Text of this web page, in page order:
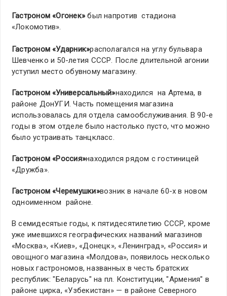
Гастроном «Огонек»был напротив стадиона
«Локомотив».
Гастроном «Ударник»располагался на углу бульвара
Шевченко и 50-летия СССР. После длительной агонии
уступил место обувному магазину.
Гастроном «Универсальный»находился на Артема, в
районе ДонУГИ. Часть помещения магазина
использовалась для отдела самообслуживания. В 90-е
годы в этом отделе было настолько пусто, что можно
было устраивать танцкласс.
Гастроном «Россия»находился рядом с гостиницей
«Дружба».
Гастроном «Черемушки»возник в начале 60-х в новом
одноименном районе.
В семидесятые годы, к пятидесятилетию СССР, кроме
уже имевшихся географических названий магазинов
«Москва», «Киев», «Донецк», «Ленинград», «Россия» и
овощного магазина «Молдова», появилось несколько
новых гастрономов, названных в честь братских
республик: "Беларусь" на пл. Конституции, "Армения" в
районе цирка, «Узбекистан» — в районе Северного